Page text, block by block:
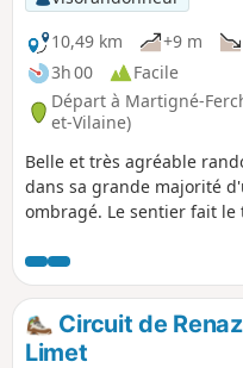
10,49 km
+9 m
3h 00
Facile
Départ à Martigné-
et-Vilaine)
Belle et très agréable
dans sa grande majorité
ombragé. Le sentier fait
Circuit de
Limet